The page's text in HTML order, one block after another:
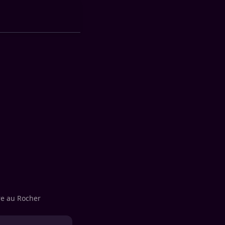
au Rocher